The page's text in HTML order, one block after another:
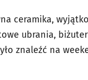
ceramika,
ubrania,
znaleźć na